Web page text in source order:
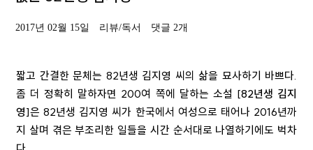
2017년 02월 15일 리뷰/독서 댓글 2개
짧고 간결한 문체는 82년생 김지영 씨의 삶을 묘사하기 바쁘다.
좀 더 정확히 말하자면 200여 쪽에 달하는 소설 [82년생 김지
영]은 82년생 김지영 씨가 한국에서 여성으로 태어나 2016년까
지 살며 겪은 부조리한 일들을 시간 순서대로 나열하기에도 벅차